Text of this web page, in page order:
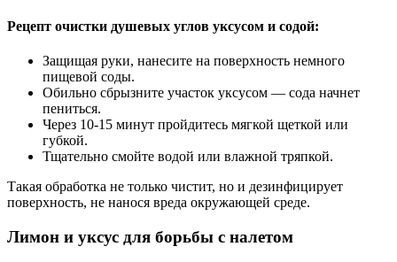
Рецепт очистки душевых углов уксусом и содой:
Защищая руки, нанесите на поверхность немного
пищевой соды.
Обильно сбрызните участок уксусом — сода начнет
пениться.
Через 10-15 минут пройдитесь мягкой щеткой или
губкой.
Тщательно смойте водой или влажной тряпкой.
Такая обработка не только чистит, но и дезинфицирует
поверхность, не нанося вреда окружающей среде.
Лимон и уксус для борьбы с налетом